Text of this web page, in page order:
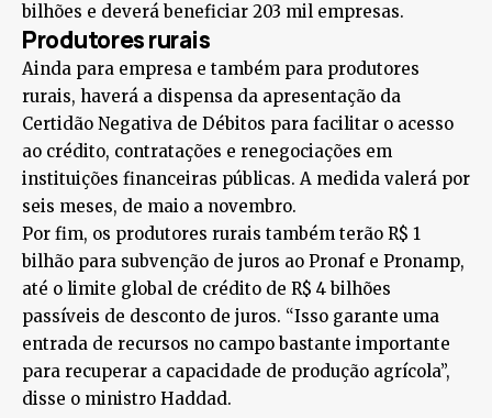
bilhões e deverá beneficiar 203 mil empresas.
Produtores rurais
Ainda para empresa e também para produtores
rurais, haverá a dispensa da apresentação da
Certidão Negativa de Débitos para facilitar o acesso
ao crédito, contratações e renegociações em
instituições financeiras públicas. A medida valerá por
seis meses, de maio a novembro.
Por fim, os produtores rurais também terão R$ 1
bilhão para subvenção de juros ao Pronaf e Pronamp,
até o limite global de crédito de R$ 4 bilhões
passíveis de desconto de juros. “Isso garante uma
entrada de recursos no campo bastante importante
para recuperar a capacidade de produção agrícola”,
disse o ministro Haddad.